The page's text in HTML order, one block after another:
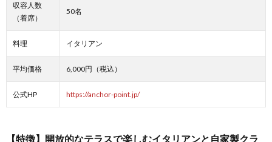
収容人数
（着席）
50名
料理 イタリアン
平均価格 6,000円（税込）
公式HP https://anchor-point.jp/
【特徴】開放的なテラスで楽しむイタリアンと自家製クラ